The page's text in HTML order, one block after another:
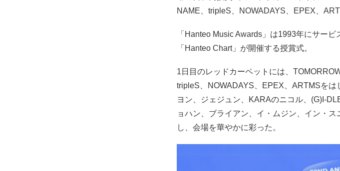
NAME、tripleS、NOWADAYS、EPEX、
「Hanteo Music Awards」は1993年にサー
「Hanteo Chart」が開催する授賞式。
1日目のレッドカーペットには、
tripleS、NOWADAYS、EPEX、ARTMSをは
ヨン、ジェジュン、KARAのニコル、(G)I-
ョハン、ブライアン、イ・ムジン、イン・
し、会場を華やかに彩った。